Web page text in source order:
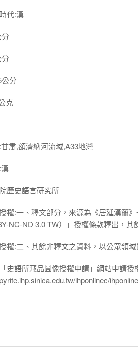
代:漢
分
分
公分
克
肅,額濟納河流域,A33地灣
歷史語言研究所
權:一、釋文部分，來源為《居延漢簡
NC-ND 3.0 TW）」授權條款釋出，其
權:二、其餘非釋文之資料，以公眾領域
史語所藏品圖像授權申請」網站申請授
ihponlinec/